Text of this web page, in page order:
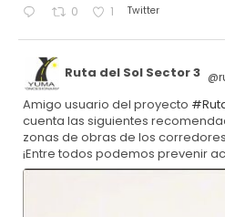
0 1 Twitter
Ruta del Sol Sector 3
Amigo usuario del proyecto
cuenta las siguientes
zonas de obras de los
¡Entre todos podemos prevenir